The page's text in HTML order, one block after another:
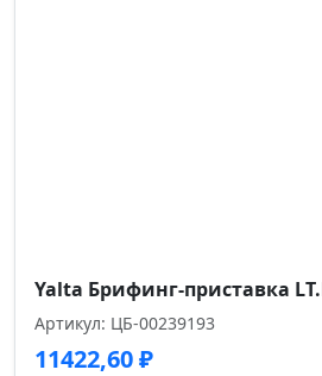
Артикул: ЦБ-00239193
11422,60₽